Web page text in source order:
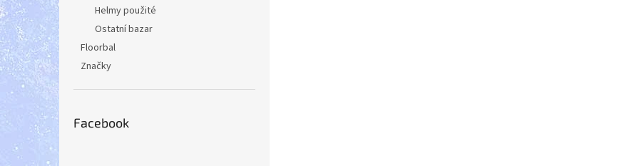
Helmy použité
Ostatní bazar
Floorbal
Značky
Facebook